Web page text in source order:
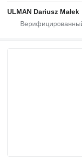
ULMAN Dariusz Małek